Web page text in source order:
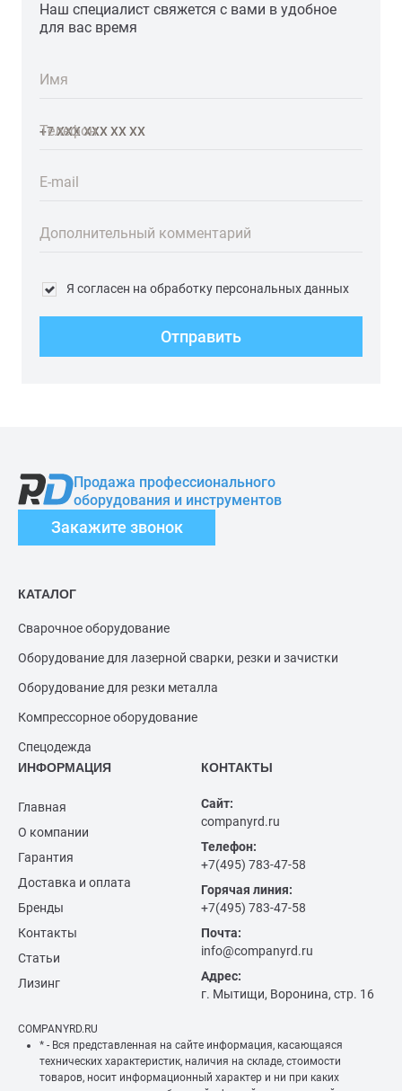
Наш специалист свяжется с вами в удобное
для вас время
Имя
Телефон
E-mail
Дополнительный комментарий
Я согласен на обработку персональных данных
Отправить
Продажа профессионального
оборудования и инструментов
Закажите звонок
КАТАЛОГ
Сварочное оборудование
Оборудование для лазерной сварки, резки и зачистки
Оборудование для резки металла
Компрессорное оборудование
Спецодежда
ИНФОРМАЦИЯ
Главная
О компании
Гарантия
Доставка и оплата
Бренды
Контакты
Статьи
Лизинг
КОНТАКТЫ
Сайт:
companyrd.ru
Телефон:
+7(495) 783-47-58
Горячая линия:
+7(495) 783-47-58
Почта:
info@companyrd.ru
Адрес:
г. Мытищи, Воронина, стр. 16
COMPANYRD.RU
* - Вся представленная на сайте информация, касающаяся
технических характеристик, наличия на складе, стоимости
товаров, носит информационный характер и ни при каких